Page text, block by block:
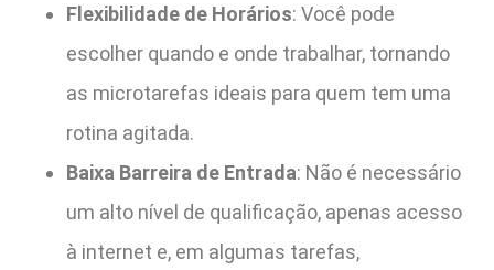
Flexibilidade de Horários: Você pode
escolher quando e onde trabalhar, tornando
as microtarefas ideais para quem tem uma
rotina agitada.
Baixa Barreira de Entrada: Não é necessário
um alto nível de qualificação, apenas acesso
à internet e, em algumas tarefas,